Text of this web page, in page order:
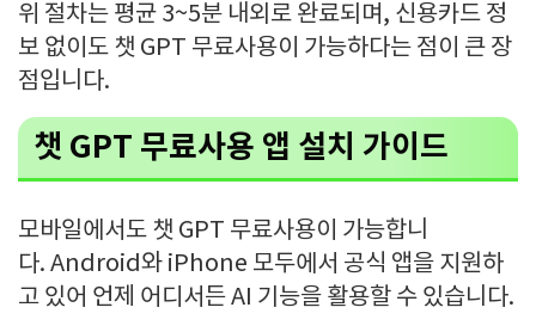
위 절차는 평균 3~5분 내외로 완료되며, 신용카드 정
보 없이도 챗 GPT 무료사용이 가능하다는 점이 큰 장
점입니다.
챗 GPT 무료사용 앱 설치 가이드
모바일에서도 챗 GPT 무료사용이 가능합니
다. Android와 iPhone 모두에서 공식 앱을 지원하
고 있어 언제 어디서든 AI 기능을 활용할 수 있습니다.